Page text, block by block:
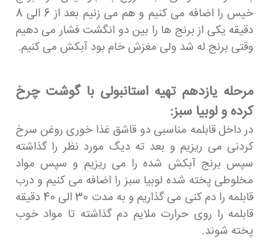
خیس را اضافه می کنیم و هم می زنیم بعد از 6 الی 8
دقیقه یکی از برنج ها را بین دو انگشت فشار می دهیم
وقتی برنج له شد ولی مغزش خام بود آبکش می کنیم.
مرحله یازدهم تهیه استانبولی با گوشت چرخ
کرده و لوبیا سبز:
در داخل قابلمه مناسبی دو قاشق غذا خوری روغن سرخ
کردنی می ریزیم و بعد ته دیگ مورد نظر را گذاشته
سپس برنج آبکش شده را می ریزیم و سپس مواد
مخلوطی پخته شده لوبیا سبز را اضافه می کنیم و درب
قابلمه را دم کنی می گذاریم و به مدت 30 الی 40 دقیقه
قابلمه را روی حرارت ملایم دم گذاشته تا مواد خوب
پخته شوند.